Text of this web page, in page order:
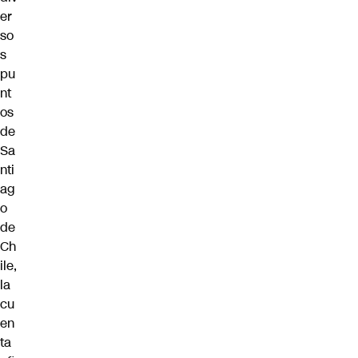
er
so
s
pu
nt
os
de
Sa
nti
ag
o
de
Ch
ile,
la
cu
en
ta